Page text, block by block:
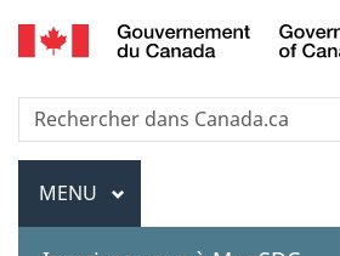
Passer
au
Passer
à
Au
sujet
»
Passer
à
version
HTML
Recherche
Rechercher
dans
Canada.ca
Menu
MENU PRINCIPAL